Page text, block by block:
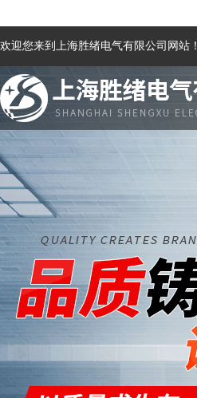
欢迎您来到上海胜绪电气有限公司网站！